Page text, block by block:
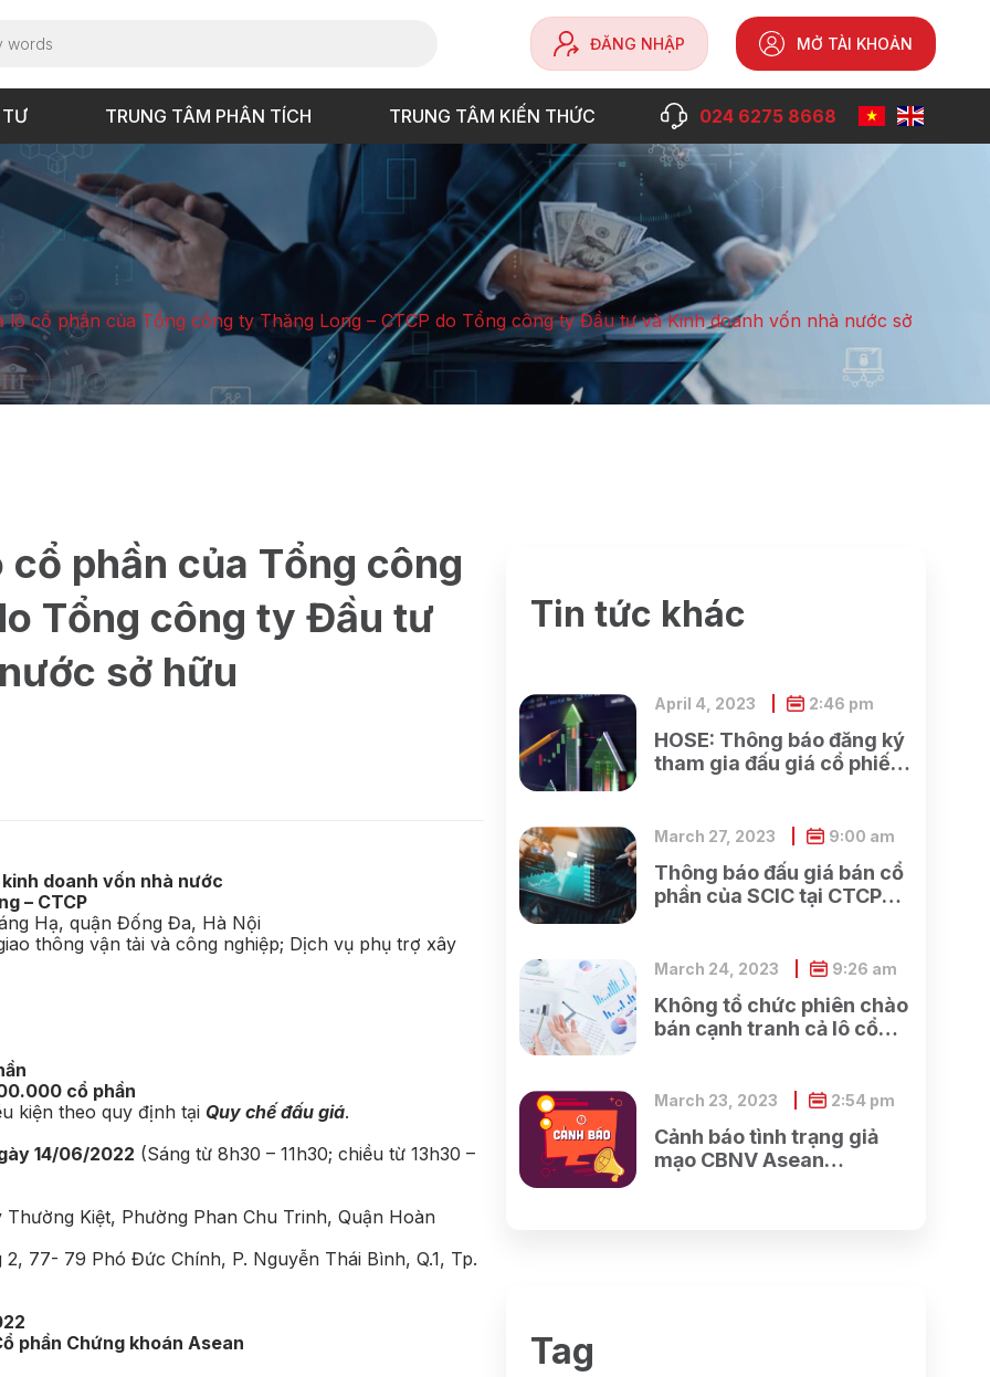
ĐĂNG NHẬP MỞ TÀI KHOẢN
TRUNG TÂM PHÂN TÍCH TRUNG TÂM KIẾN THỨC 024 6275 8668
phần của Tổng công
Tổng công ty Đầu tư
sở hữu
doanh vốn nhà nước
– CTCP
Hạ, quận Đống Đa, Hà Nội
thông vận tải và công nghiệp; Dịch vụ phụ trợ xây
cổ phần
kiện theo quy định tại Quy chế đấu giá.
14/06/2022 (Sáng từ 8h30 – 11h30; chiều từ 13h30 –
Thường Kiệt, Phường Phan Chu Trinh, Quận Hoàn
2, 77- 79 Phó Đức Chính, P. Nguyễn Thái Bình, Q.1, Tp.
phần Chứng khoán Asean
Tin tức khác
HOSE: Thông báo đăng ký
tham gia đấu giá cổ phiếu
Petrolimex
April 4, 2023 2:46 pm
Thông báo đấu giá bán cổ
phần của SCIC tại CTCP
March 27, 2023 9:00 am
Không tổ chức phiên chào
bán cạnh tranh cả lô cổ
Việt Nam do SCIC sở hữu
March 24, 2023 9:26 am
Cảnh báo tình trạng giả
mạo CBNV Asean
March 23, 2023 2:54 pm
Tag